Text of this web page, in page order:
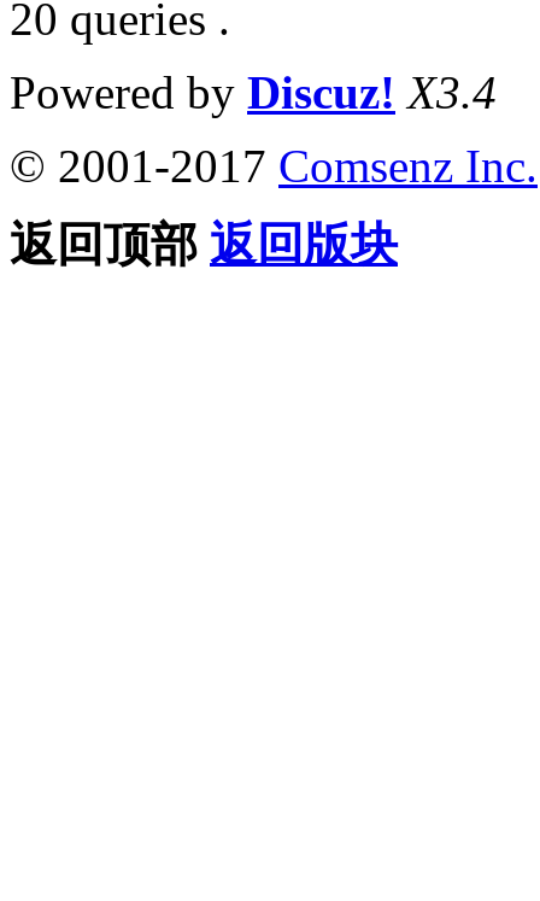
20 queries .
Powered by Discuz! X3.4
© 2001-2017 Comsenz Inc.
返回顶部 返回版块